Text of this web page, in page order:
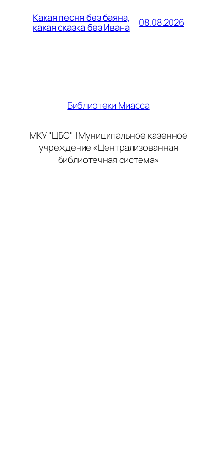
Какая песня без баяна,
какая сказка без Ивана 08.08.2026
Библиотеки Миасса
МКУ "ЦБС" | Муниципальное казенное
учреждение «Централизованная
библиотечная система»